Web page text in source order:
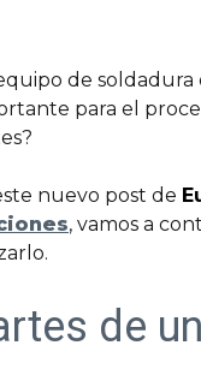
de soldadura
para el
nuevo post de
, vamos a
de